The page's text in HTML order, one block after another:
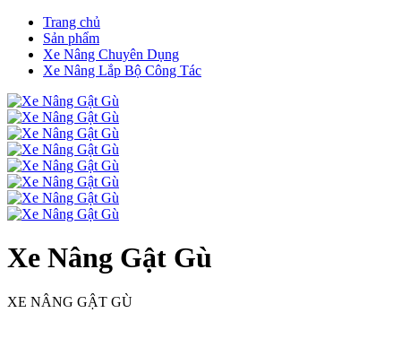
Trang chủ
Sản phẩm
Xe Nâng Chuyên Dụng
Xe Nâng Lắp Bộ Công Tác
Xe Nâng Gật Gù
XE NÂNG GẬT GÙ